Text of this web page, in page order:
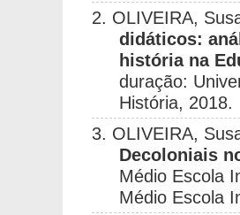
2. OLIVEIRA,
didáticos:
história na
duração:
História, 2018.
3. OLIVEIRA,
Decoloniais
Médio Escola
Médio Escola